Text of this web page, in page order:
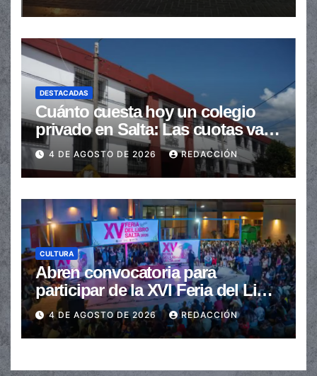
DESTACADAS
Cuánto cuesta hoy un colegio
privado en Salta: Las cuotas van
de $110.000 a más de $600.000
4 DE AGOSTO DE 2026 REDACCIÓN
CULTURA
Abren convocatoria para
participar de la XVI Feria del Libro
de Salta
4 DE AGOSTO DE 2026 REDACCIÓN